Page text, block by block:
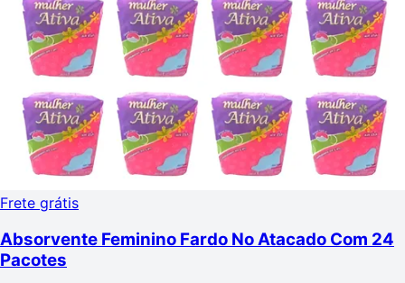
Frete grátis
Absorvente Feminino Fardo No Atacado Com 24
Pacotes